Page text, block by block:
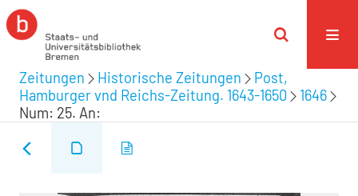
Zeitungen Historische Zeitungen
Post,
Hamburger vnd Reichs-Zeitung. 1643-1650
1646
Num: 25. An: